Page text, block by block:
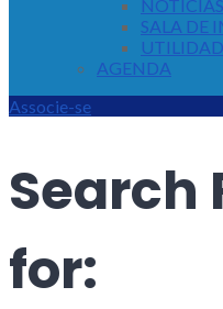
NOTÍCIAS
SALA DE
AGENDA
Associe-se
Search
for: